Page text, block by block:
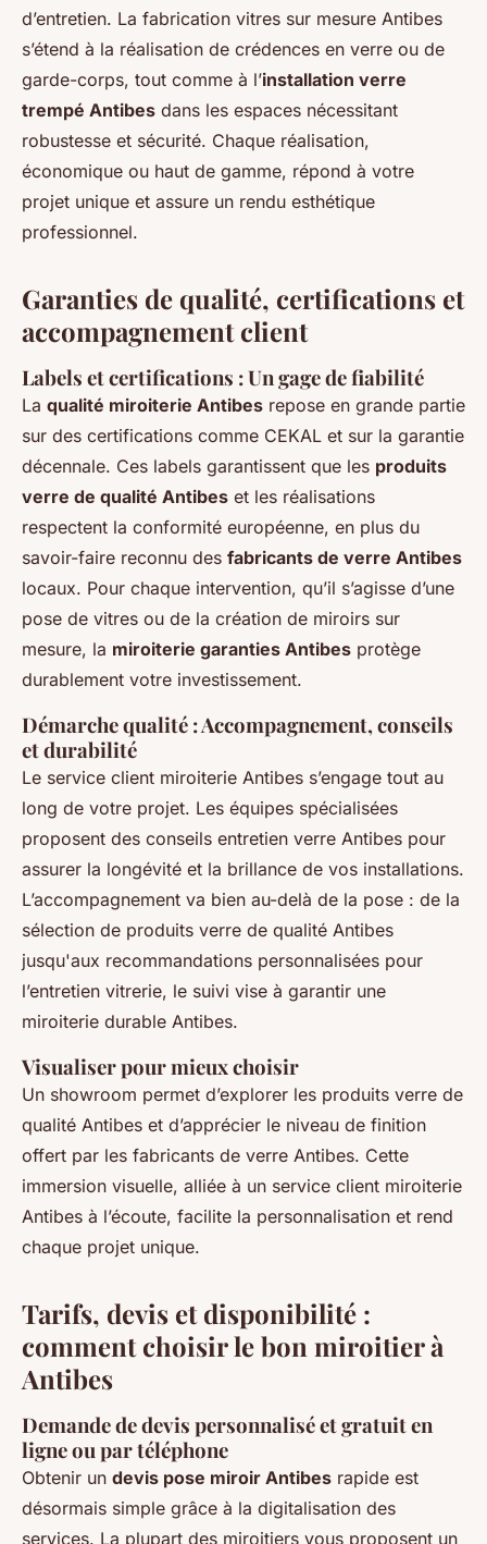
d’entretien. La fabrication vitres sur mesure Antibes
s’étend à la réalisation de crédences en verre ou de
garde-corps, tout comme à l’installation verre
trempé Antibes dans les espaces nécessitant
robustesse et sécurité. Chaque réalisation,
économique ou haut de gamme, répond à votre
projet unique et assure un rendu esthétique
professionnel.
Garanties de qualité, certifications et
accompagnement client
Labels et certifications : Un gage de fiabilité
La qualité miroiterie Antibes repose en grande partie
sur des certifications comme CEKAL et sur la garantie
décennale. Ces labels garantissent que les produits
verre de qualité Antibes et les réalisations
respectent la conformité européenne, en plus du
savoir-faire reconnu des fabricants de verre Antibes
locaux. Pour chaque intervention, qu’il s’agisse d’une
pose de vitres ou de la création de miroirs sur
mesure, la miroiterie garanties Antibes protège
durablement votre investissement.
Démarche qualité : Accompagnement, conseils
et durabilité
Le service client miroiterie Antibes s’engage tout au
long de votre projet. Les équipes spécialisées
proposent des conseils entretien verre Antibes pour
assurer la longévité et la brillance de vos installations.
L’accompagnement va bien au-delà de la pose : de la
sélection de produits verre de qualité Antibes
jusqu'aux recommandations personnalisées pour
l’entretien vitrerie, le suivi vise à garantir une
miroiterie durable Antibes.
Visualiser pour mieux choisir
Un showroom permet d’explorer les produits verre de
qualité Antibes et d’apprécier le niveau de finition
offert par les fabricants de verre Antibes. Cette
immersion visuelle, alliée à un service client miroiterie
Antibes à l’écoute, facilite la personnalisation et rend
chaque projet unique.
Tarifs, devis et disponibilité :
comment choisir le bon miroitier à
Antibes
Demande de devis personnalisé et gratuit en
ligne ou par téléphone
Obtenir un devis pose miroir Antibes rapide est
désormais simple grâce à la digitalisation des
services. La plupart des miroitiers vous proposent un